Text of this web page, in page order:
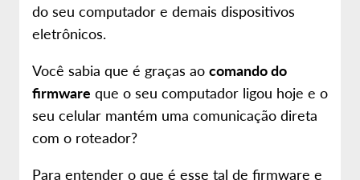
do seu computador e demais dispositivos
eletrônicos.
Você sabia que é graças ao comando do
firmware que o seu computador ligou hoje e o
seu celular mantém uma comunicação direta
com o roteador?
Para entender o que é esse tal de firmware e